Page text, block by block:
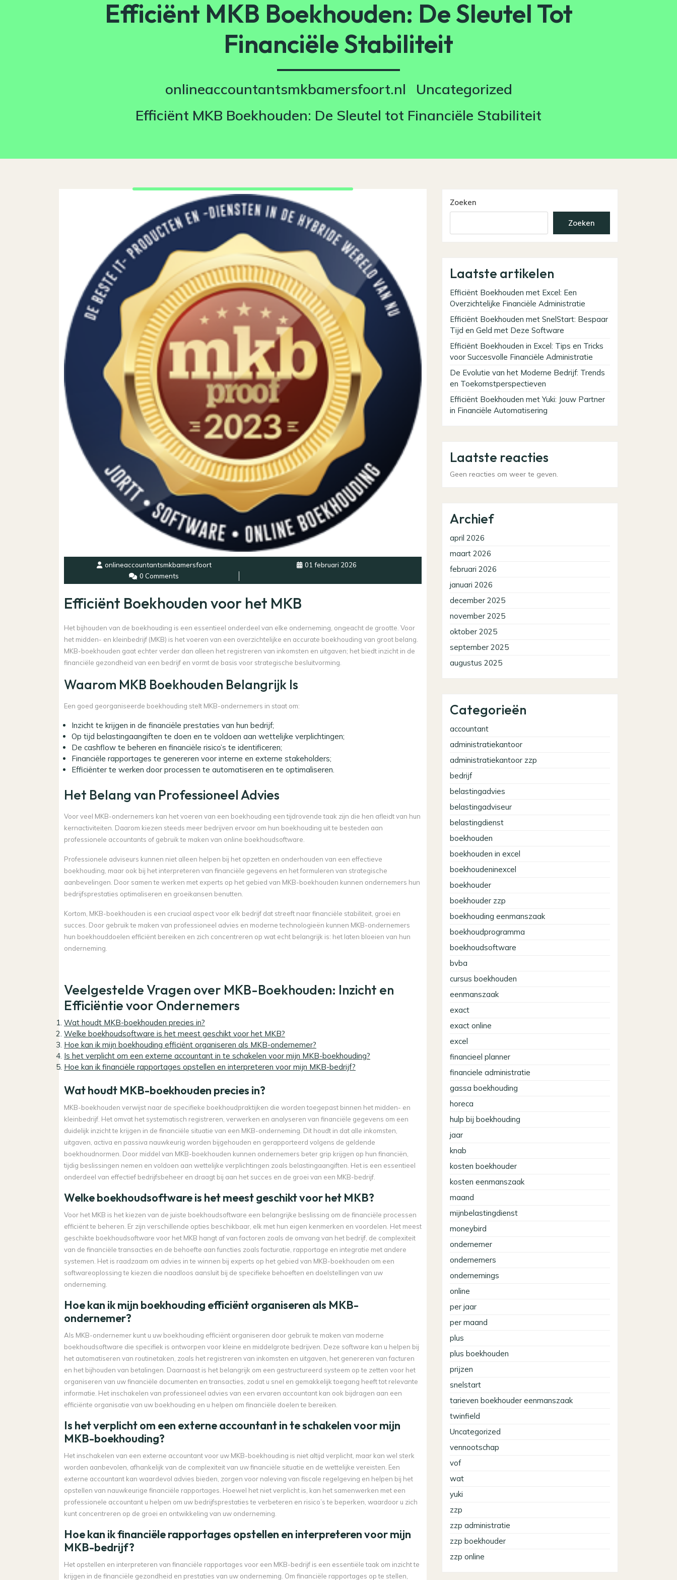
Efficiënt MKB Boekhouden: De Sleutel Tot
Financiële Stabiliteit
onlineaccountantsmkbamersfoort.nl
Uncategorized
Efficiënt MKB Boekhouden: De Sleutel tot Financiële Stabiliteit
onlineaccountantsmkbamersfoort
01 februari 2026
0 Comments
Efficiënt Boekhouden voor het MKB
Het bijhouden van de boekhouding is een essentieel onderdeel van elke onderneming, ongeacht de grootte. Voor
het midden- en kleinbedrijf (MKB) is het voeren van een overzichtelijke en accurate boekhouding van groot belang.
MKB-boekhouden gaat echter verder dan alleen het registreren van inkomsten en uitgaven; het biedt inzicht in de
financiële gezondheid van een bedrijf en vormt de basis voor strategische besluitvorming.
Waarom MKB Boekhouden Belangrijk Is
Een goed georganiseerde boekhouding stelt MKB-ondernemers in staat om:
Inzicht te krijgen in de financiële prestaties van hun bedrijf;
Op tijd belastingaangiften te doen en te voldoen aan wettelijke verplichtingen;
De cashflow te beheren en financiële risico’s te identificeren;
Financiële rapportages te genereren voor interne en externe stakeholders;
Efficiënter te werken door processen te automatiseren en te optimaliseren.
Het Belang van Professioneel Advies
Voor veel MKB-ondernemers kan het voeren van een boekhouding een tijdrovende taak zijn die hen afleidt van hun
kernactiviteiten. Daarom kiezen steeds meer bedrijven ervoor om hun boekhouding uit te besteden aan
professionele accountants of gebruik te maken van online boekhoudsoftware.
Professionele adviseurs kunnen niet alleen helpen bij het opzetten en onderhouden van een effectieve
boekhouding, maar ook bij het interpreteren van financiële gegevens en het formuleren van strategische
aanbevelingen. Door samen te werken met experts op het gebied van MKB-boekhouden kunnen ondernemers hun
bedrijfsprestaties optimaliseren en groeikansen benutten.
Kortom, MKB-boekhouden is een cruciaal aspect voor elk bedrijf dat streeft naar financiële stabiliteit, groei en
succes. Door gebruik te maken van professioneel advies en moderne technologieën kunnen MKB-ondernemers
hun boekhouddoelen efficiënt bereiken en zich concentreren op wat echt belangrijk is: het laten bloeien van hun
onderneming.
Veelgestelde Vragen over MKB-Boekhouden: Inzicht en
Efficiëntie voor Ondernemers
Wat houdt MKB-boekhouden precies in?
Welke boekhoudsoftware is het meest geschikt voor het MKB?
Hoe kan ik mijn boekhouding efficiënt organiseren als MKB-ondernemer?
Is het verplicht om een externe accountant in te schakelen voor mijn MKB-boekhouding?
Hoe kan ik financiële rapportages opstellen en interpreteren voor mijn MKB-bedrijf?
Wat houdt MKB-boekhouden precies in?
MKB-boekhouden verwijst naar de specifieke boekhoudpraktijken die worden toegepast binnen het midden- en
kleinbedrijf. Het omvat het systematisch registreren, verwerken en analyseren van financiële gegevens om een
duidelijk inzicht te krijgen in de financiële situatie van een MKB-onderneming. Dit houdt in dat alle inkomsten,
uitgaven, activa en passiva nauwkeurig worden bijgehouden en gerapporteerd volgens de geldende
boekhoudnormen. Door middel van MKB-boekhouden kunnen ondernemers beter grip krijgen op hun financiën,
tijdig beslissingen nemen en voldoen aan wettelijke verplichtingen zoals belastingaangiften. Het is een essentieel
onderdeel van effectief bedrijfsbeheer en draagt bij aan het succes en de groei van een MKB-bedrijf.
Welke boekhoudsoftware is het meest geschikt voor het MKB?
Voor het MKB is het kiezen van de juiste boekhoudsoftware een belangrijke beslissing om de financiële processen
efficiënt te beheren. Er zijn verschillende opties beschikbaar, elk met hun eigen kenmerken en voordelen. Het meest
geschikte boekhoudsoftware voor het MKB hangt af van factoren zoals de omvang van het bedrijf, de complexiteit
van de financiële transacties en de behoefte aan functies zoals facturatie, rapportage en integratie met andere
systemen. Het is raadzaam om advies in te winnen bij experts op het gebied van MKB-boekhouden om een
softwareoplossing te kiezen die naadloos aansluit bij de specifieke behoeften en doelstellingen van uw
onderneming.
Hoe kan ik mijn boekhouding efficiënt organiseren als MKB-
ondernemer?
Als MKB-ondernemer kunt u uw boekhouding efficiënt organiseren door gebruik te maken van moderne
boekhoudsoftware die specifiek is ontworpen voor kleine en middelgrote bedrijven. Deze software kan u helpen bij
het automatiseren van routinetaken, zoals het registreren van inkomsten en uitgaven, het genereren van facturen
en het bijhouden van betalingen. Daarnaast is het belangrijk om een gestructureerd systeem op te zetten voor het
organiseren van uw financiële documenten en transacties, zodat u snel en gemakkelijk toegang heeft tot relevante
informatie. Het inschakelen van professioneel advies van een ervaren accountant kan ook bijdragen aan een
efficiënte organisatie van uw boekhouding en u helpen om financiële doelen te bereiken.
Is het verplicht om een externe accountant in te schakelen voor mijn
MKB-boekhouding?
Het inschakelen van een externe accountant voor uw MKB-boekhouding is niet altijd verplicht, maar kan wel sterk
worden aanbevolen, afhankelijk van de complexiteit van uw financiële situatie en de wettelijke vereisten. Een
externe accountant kan waardevol advies bieden, zorgen voor naleving van fiscale regelgeving en helpen bij het
opstellen van nauwkeurige financiële rapportages. Hoewel het niet verplicht is, kan het samenwerken met een
professionele accountant u helpen om uw bedrijfsprestaties te verbeteren en risico’s te beperken, waardoor u zich
kunt concentreren op de groei en ontwikkeling van uw onderneming.
Hoe kan ik financiële rapportages opstellen en interpreteren voor mijn
MKB-bedrijf?
Het opstellen en interpreteren van financiële rapportages voor een MKB-bedrijf is een essentiële taak om inzicht te
krijgen in de financiële gezondheid en prestaties van uw onderneming. Om financiële rapportages op te stellen,
Zoeken
Zoeken
Laatste artikelen
Efficiënt Boekhouden met Excel: Een
Overzichtelijke Financiële Administratie
Efficiënt Boekhouden met SnelStart: Bespaar
Tijd en Geld met Deze Software
Efficiënt Boekhouden in Excel: Tips en Tricks
voor Succesvolle Financiële Administratie
De Evolutie van het Moderne Bedrijf: Trends
en Toekomstperspectieven
Efficiënt Boekhouden met Yuki: Jouw Partner
in Financiële Automatisering
Laatste reacties
Geen reacties om weer te geven.
Archief
april 2026
maart 2026
februari 2026
januari 2026
december 2025
november 2025
oktober 2025
september 2025
augustus 2025
Categorieën
accountant
administratiekantoor
administratiekantoor zzp
bedrijf
belastingadvies
belastingadviseur
belastingdienst
boekhouden
boekhouden in excel
boekhoudeninexcel
boekhouder
boekhouder zzp
boekhouding eenmanszaak
boekhoudprogramma
boekhoudsoftware
bvba
cursus boekhouden
eenmanszaak
exact
exact online
excel
financieel planner
financiele administratie
gassa boekhouding
horeca
hulp bij boekhouding
jaar
knab
kosten boekhouder
kosten eenmanszaak
maand
mijnbelastingdienst
moneybird
ondernemer
ondernemers
ondernemings
online
per jaar
per maand
plus
plus boekhouden
prijzen
snelstart
tarieven boekhouder eenmanszaak
twinfield
Uncategorized
vennootschap
vof
wat
yuki
zzp
zzp administratie
zzp boekhouder
zzp online